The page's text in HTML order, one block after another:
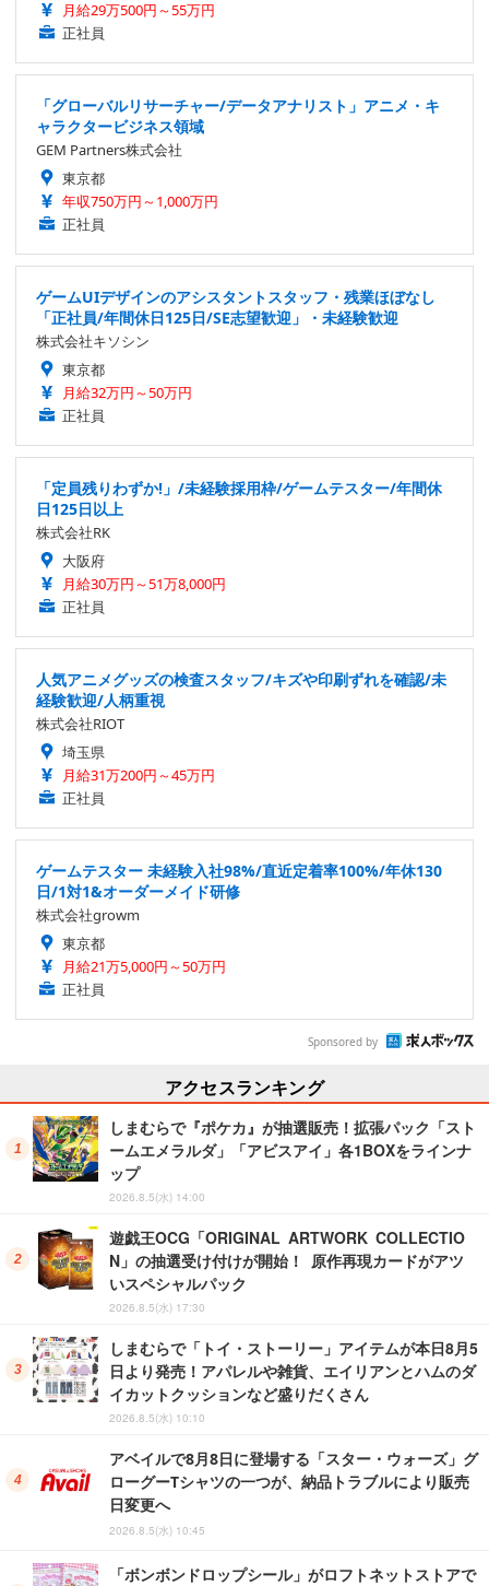
月給29万500円～55万円
正社員
「グローバルリサーチャー/データアナリスト」アニメ・キ
ャラクタービジネス領域
GEM Partners株式会社
東京都
年収750万円～1,000万円
正社員
ゲームUIデザインのアシスタントスタッフ・残業ほぼなし
「正社員/年間休日125日/SE志望歓迎」・未経験歓迎
株式会社キソシン
東京都
月給32万円～50万円
正社員
「定員残りわずか!」/未経験採用枠/ゲームテスター/年間休
日125日以上
株式会社RK
大阪府
月給30万円～51万8,000円
正社員
人気アニメグッズの検査スタッフ/キズや印刷ずれを確認/未
経験歓迎/人柄重視
株式会社RIOT
埼玉県
月給31万200円～45万円
正社員
ゲームテスター 未経験入社98%/直近定着率100%/年休130
日/1対1&オーダーメイド研修
株式会社growm
東京都
月給21万5,000円～50万円
正社員
Sponsored by
アクセスランキング
しまむらで『ポケカ』が抽選販売！拡張パック「スト
ームエメラルダ」「アビスアイ」各1BOXをラインナ
ップ
2026.8.5(水) 14:00
遊戯王OCG「ORIGINAL ARTWORK COLLECTIO
N」の抽選受け付けが開始！ 原作再現カードがアツ
いスペシャルパック
2026.8.5(水) 17:30
しまむらで「トイ・ストーリー」アイテムが本日8月5
日より発売！アパレルや雑貨、エイリアンとハムのダ
イカットクッションなど盛りだくさん
2026.8.5(水) 10:10
アベイルで8月8日に登場する「スター・ウォーズ」グ
ローグーTシャツの一つが、納品トラブルにより販売
日変更へ
2026.8.5(水) 10:45
「ボンボンドロップシール」がロフトネットストアで